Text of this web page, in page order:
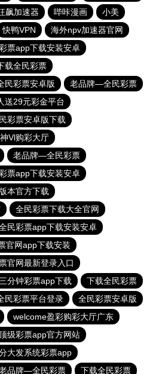
飙加速器 哔咔漫画
小美
快鸭VPN
海外npv加速器官网
票app下载安装安卓
载全民彩票
民彩票安卓版
老品牌—全民彩票
送29元彩金平台
彩票安卓版下载
Vl购彩大厅
老品牌—全民彩票
票app下载安装安卓
本官方下载
全民彩票下载大全官网
民彩票app下载安装安卓
官网app下载安装
官网最新登录入口
分钟彩票app下载
下载全民彩票
民彩票平台登录
全民彩票安卓版
welcome盈彩购彩大厅广东
级彩票app官方网站
大发系统彩票app
品牌—全民彩票 下载全民彩票